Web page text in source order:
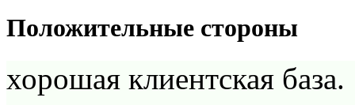
Положительные стороны
хорошая клиентская база.